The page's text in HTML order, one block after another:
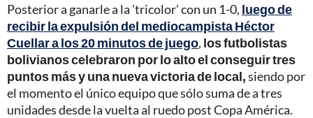
Posterior a ganarle a la 'tricolor' con un 1-0, luego de
recibir la expulsión del mediocampista Héctor
Cuellar a los 20 minutos de juego, los futbolistas
bolivianos celebraron por lo alto el conseguir tres
puntos más y una nueva victoria de local,siendo por
el momento el único equipo que sólo suma de a tres
unidades desde la vuelta al ruedo post Copa América.